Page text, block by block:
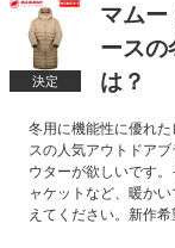
決定
マムー
ースの
は？
冬用に機能性に優れ
スの人気アウトドア
ウターが欲しいです
ャケットなど、暖か
えてください。新作希